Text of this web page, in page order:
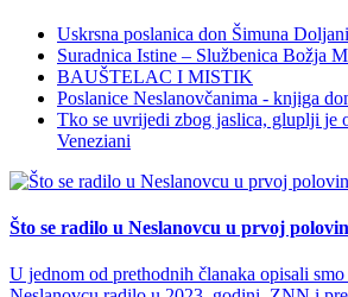
Uskrsna poslanica don Šimuna
Suradnica Istine – Službenica Božja
BAUŠTELAC I MISTIK
Poslanice Neslanovčanima - knjiga
Tko se uvrijedi zbog jaslica, gluplji je
Veneziani
Što se radilo u Neslanovcu u prvoj
U jednom od prethodnih članaka opisali smo